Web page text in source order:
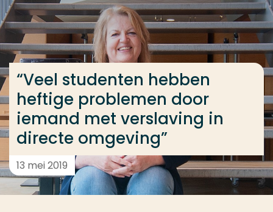
Ga direct naar de content
... > “Veel studenten hebben heftige problemen
“Veel studenten hebben
heftige problemen door
iemand met verslaving in
directe omgeving”
13 mei 2019
Veel gezocht
Opleiding